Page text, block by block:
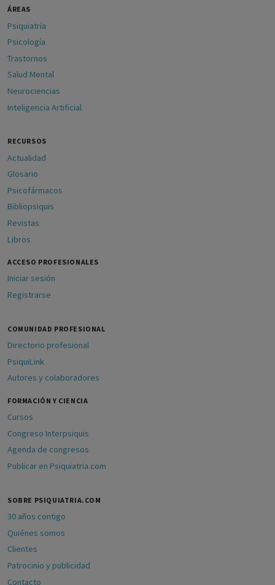
ÁREAS
Psiquiatría
Psicología
Trastornos
Salud Mental
Neurociencias
Inteligencia Artificial
RECURSOS
Actualidad
Glosario
Psicofármacos
Bibliopsiquis
Revistas
Libros
ACCESO PROFESIONALES
Iniciar sesión
Registrarse
COMUNIDAD PROFESIONAL
Directorio profesional
PsiquiLink
Autores y colaboradores
FORMACIÓN Y CIENCIA
Cursos
Congreso Interpsiquis
Agenda de congresos
Publicar en Psiquiatria.com
SOBRE PSIQUIATRIA.COM
30 años contigo
Quiénes somos
Clientes
Patrocinio y publicidad
Contacto